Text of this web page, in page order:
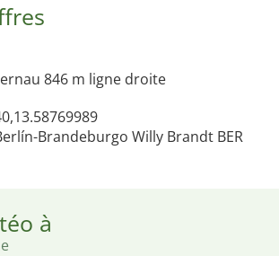
846 m ligne droite
Brandeburgo Willy Brandt BER
à